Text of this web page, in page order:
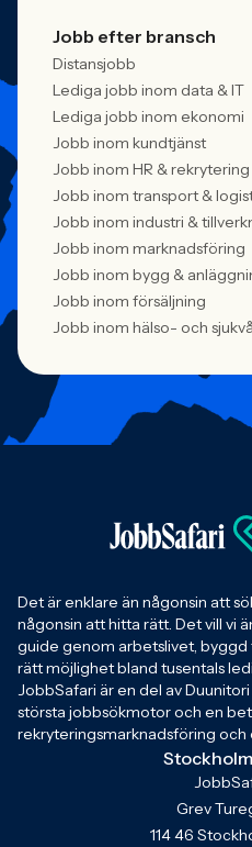
Jobb efter bransch
Distansjobb
Lediga jobb inom data & IT
Lediga jobb inom ekonomi
Jobb inom kundtjänst
Jobb inom HR & rekrytering
Jobb inom transport &
Jobb inom industri &
Jobb inom marknadsföring
Jobb inom bygg &
Jobb inom försäljning
Jobb inom hälso- och
Det är enklare än någonsin att
någonsin att hitta rätt. Det vill vi
guide genom arbetslivet,
rätt möjlighet bland tusentals
JobbSafari är en del av
största jobbsökmotor och en
rekryteringsmarknadsföring
Grev
114 46